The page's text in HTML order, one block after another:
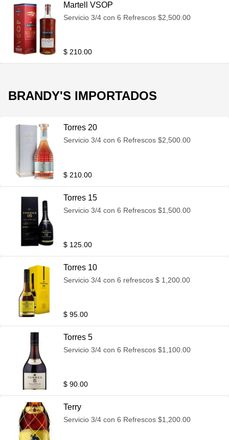
Martell VSOP
Servicio 3/4 con 6 Refrescos $2,500.00
$ 210.00
BRANDY'S IMPORTADOS
Torres 20
Servicio 3/4 con 6 Refrescos $2,500.00
$ 210.00
Torres 15
Servicio 3/4 con 6 Refrescos $1,500.00
$ 125.00
Torres 10
Servicio 3/4 con 6 refrescos $ 1,200.00
$ 95.00
Torres 5
Servicio 3/4 con 6 Refrescos $1,100.00
$ 90.00
Terry
Servicio 3/4 con 6 Refrescos $1,200.00